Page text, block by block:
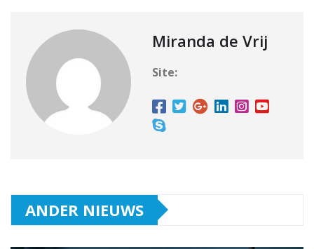
Miranda de Vrij
Site:
ANDER NIEUWS